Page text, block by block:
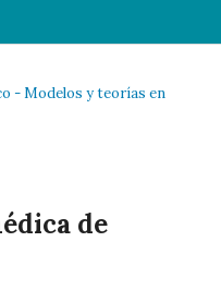
- Modelos y teorías en
de